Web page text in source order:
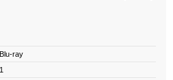
Blu-ray
1